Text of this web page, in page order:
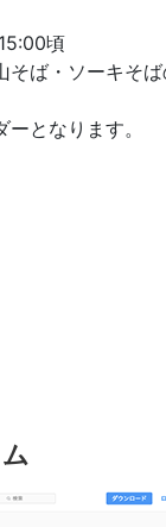
頃
そば・ソーキそ
となります。